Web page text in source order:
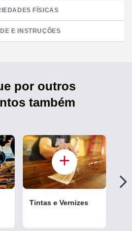
FÍSICAS
E INSTRUÇÕES
por outros
também
Tintas e Vernizes